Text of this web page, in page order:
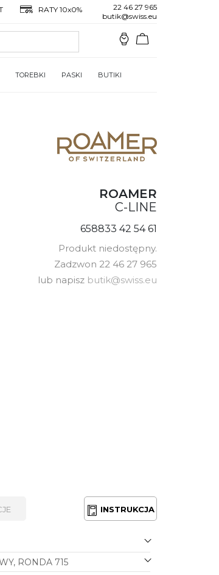
RATY 10x0%
22 46 27 965
butik@swiss.eu
TOREBKI PASKI BUTIKI
ROAMER
C-LINE
658833 42 54 61
Produkt niedostępny.
Zadzwon 22 46 27 965
lub napisz butik@swiss.eu
INSTRUKCJA
RONDA 715